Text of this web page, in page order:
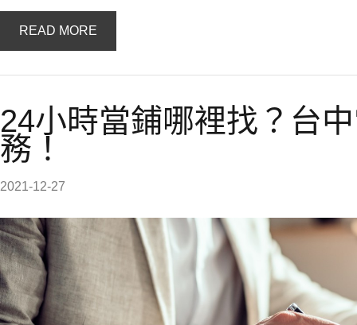
READ MORE
24小時當鋪哪裡找？台
務！
2021-12-27